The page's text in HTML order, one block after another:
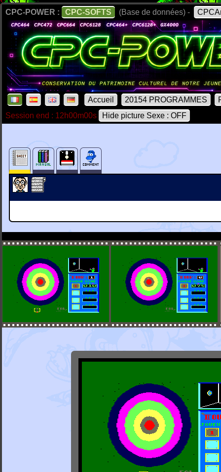
CPC-POWER : CPC-SOFTS (Base de données) -
Accueil 20154 PROGRAMMES
Session end : 12h00m00s
Hide picture Sexe : OFF